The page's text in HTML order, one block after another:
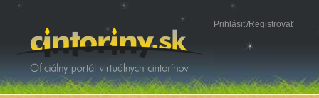
Prihlásiť/Registrovať